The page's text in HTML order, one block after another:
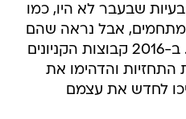
שבעבר לא היו, כמו
המתחמים, אבל נראה שהם
מתמודדים איתן בהצלחה. ב-2016 קבוצות הקניונים
והדהימו את
לחדש את עצמם